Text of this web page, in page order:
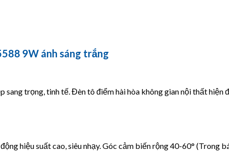
9W ánh sáng trắng
trọng, tinh tế. Đèn tô điểm hài hòa không gian nội thất hiện
hiệu suất cao, siêu nhạy. Góc cảm biến rộng 40-60° (Trong